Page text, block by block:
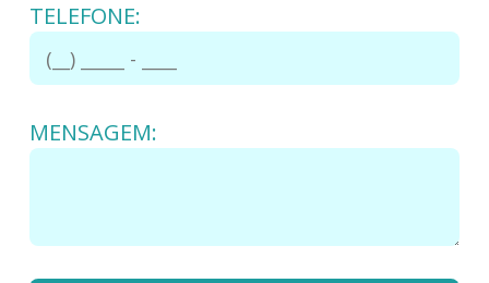
TELEFONE:
MENSAGEM: